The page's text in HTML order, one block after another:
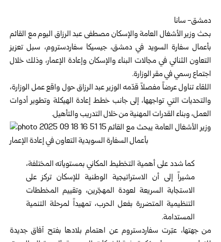
دمشق- سانا
بحث وزير الأشغال العامة والإسكان مصطفى عبد الرزاق اليوم مع القائم
بأعمال سفارة السويد في دمشق، جيسيكا سفاردستروم، سبل تعزيز
التعاون الثنائي في مجالات البناء والإسكان وإعادة الإعمار، وذلك خلال
اجتماع رسمي في مقر الوزارة.
اللقاء تناول عرضاً مفصلاً قدّمه الوزير عبد الرزاق حول واقع عمل الوزارة،
والتحديات التي تواجهها، إلى جانب خطط إعادة الهيكلة وتطوير أدوات
العمل، وبناء القدرات المهنية من خلال التدريب والتأهيل.
كما شدد على أهمية التخطيط المكاني بمستوياته المختلفة،
مشيراً إلى أن الاستراتيجية الوطنية للإسكان تركز على
الاستجابة السريعة لعودة المهجّرين، وتقييم المخططات
التنظيمية المتضررة بفعل الحرب، تمهيداً لمرحلة التنمية
المستدامة.
من جهتها، عبّرت سفاردستروم عن اهتمام بلادها بفتح آفاق جديدة